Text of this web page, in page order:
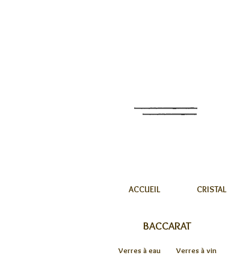
ACCUEIL CRISTAL
BACCARAT
Verres à eau Verres à vin